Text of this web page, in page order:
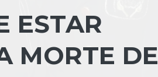
ESTAR
MORTE DE